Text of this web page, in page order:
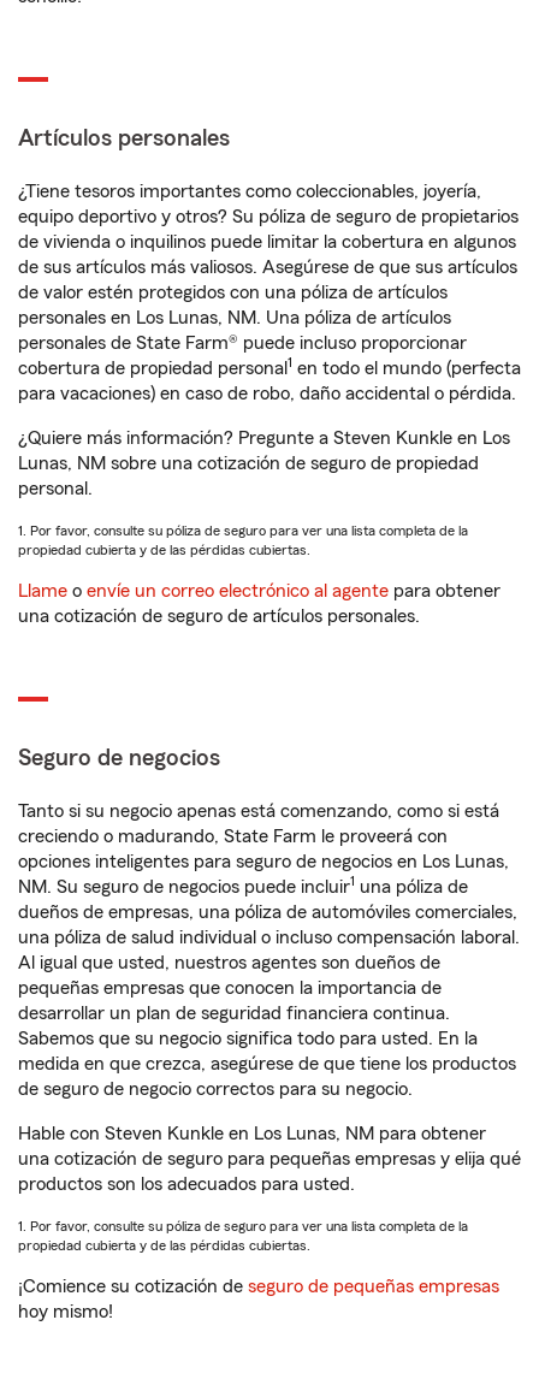
Artículos personales
¿Tiene tesoros importantes como coleccionables, joyería,
equipo deportivo y otros? Su póliza de seguro de propietarios
de vivienda o inquilinos puede limitar la cobertura en algunos
de sus artículos más valiosos. Asegúrese de que sus artículos
de valor estén protegidos con una póliza de artículos
personales en Los Lunas, NM. Una póliza de artículos
personales de State Farm® puede incluso proporcionar
cobertura de propiedad personal 1 en todo el mundo (perfecta
para vacaciones) en caso de robo, daño accidental o pérdida.
¿Quiere más información? Pregunte a Steven Kunkle en Los
Lunas, NM sobre una cotización de seguro de propiedad
personal.
1. Por favor, consulte su póliza de seguro para ver una lista completa de la
propiedad cubierta y de las pérdidas cubiertas.
Llame o envíe un correo electrónico al agente para obtener
una cotización de seguro de artículos personales.
Seguro de negocios
Tanto si su negocio apenas está comenzando, como si está
creciendo o madurando, State Farm le proveerá con
opciones inteligentes para seguro de negocios en Los Lunas,
NM. Su seguro de negocios puede incluir1 una póliza de
dueños de empresas, una póliza de automóviles comerciales,
una póliza de salud individual o incluso compensación laboral.
Al igual que usted, nuestros agentes son dueños de
pequeñas empresas que conocen la importancia de
desarrollar un plan de seguridad financiera continua.
Sabemos que su negocio significa todo para usted. En la
medida en que crezca, asegúrese de que tiene los productos
de seguro de negocio correctos para su negocio.
Hable con Steven Kunkle en Los Lunas, NM para obtener
una cotización de seguro para pequeñas empresas y elija qué
productos son los adecuados para usted.
1. Por favor, consulte su póliza de seguro para ver una lista completa de la
propiedad cubierta y de las pérdidas cubiertas.
¡Comience su cotización de seguro de pequeñas empresas
hoy mismo!